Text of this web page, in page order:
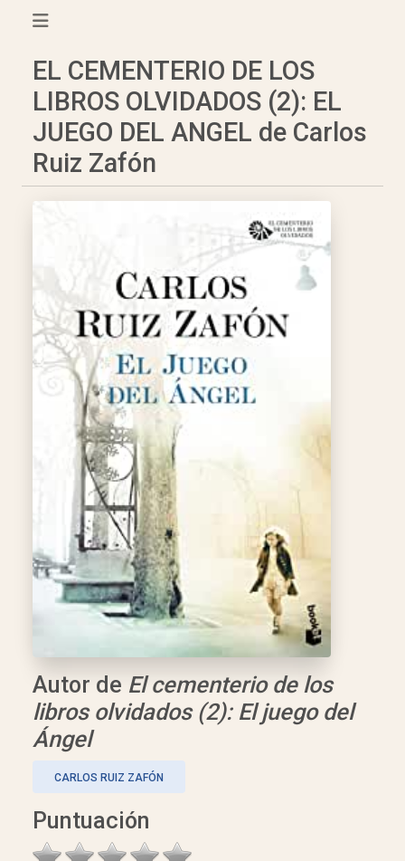
EL CEMENTERIO DE LOS
LIBROS OLVIDADOS (2): EL
JUEGO DEL ANGEL de Carlos
Ruiz Zafón
Autor de El cementerio de los
libros olvidados (2): El juego del
Ángel
CARLOS RUIZ ZAFÓN
Puntuación